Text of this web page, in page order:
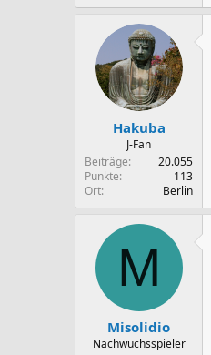
Hakuba
J-Fan
Beiträge
20.055
Punkte
113
Ort
Berlin
M
Misolidio
Nachwuchsspieler